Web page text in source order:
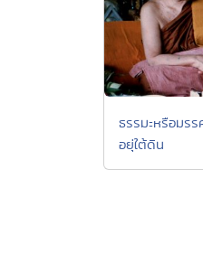
ธรรมะหรือมร
อยุ่ใต้ดิน